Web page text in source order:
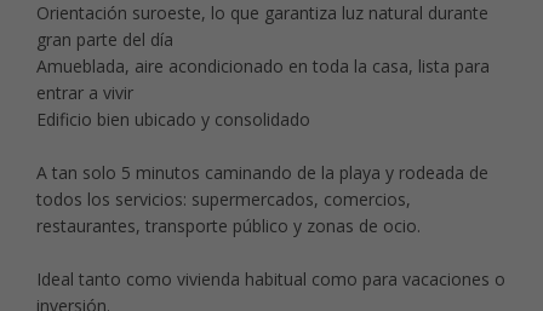
Orientación suroeste, lo que garantiza luz natural durante
gran parte del día
Amueblada, aire acondicionado en toda la casa, lista para
entrar a vivir
Edificio bien ubicado y consolidado
A tan solo 5 minutos caminando de la playa y rodeada de
todos los servicios: supermercados, comercios,
restaurantes, transporte público y zonas de ocio.
Ideal tanto como vivienda habitual como para vacaciones o
inversión.